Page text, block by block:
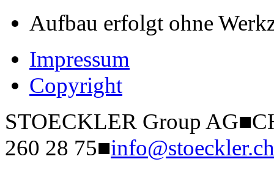
Aufbau erfolgt ohne
Impressum
Copyright
STOECKLER Group AG■
260 28 75■info@stoeckler.ch